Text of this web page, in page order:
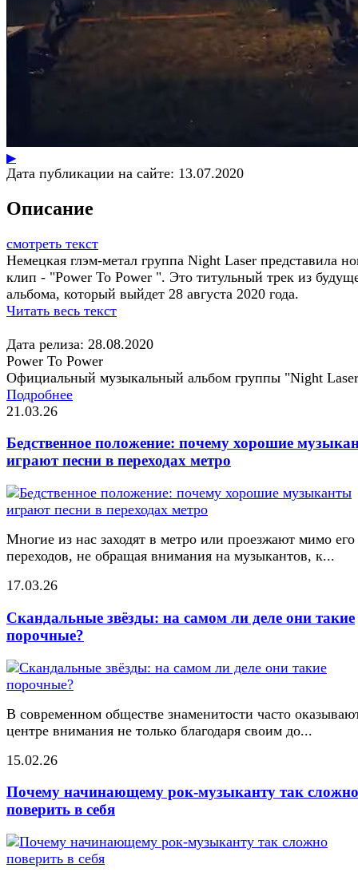
▶
Дата публикации на сайте: 13.07.2020
Описание
смотреть текст
Немецкая глэм-метал группа Night Laser представила
клип - "Power To Power ". Это титульный трек из
альбома, который выйдет 28 августа 2020 года.
Читать весь текст
Дата релиза: 28.08.2020
Power To Power
Официальный музыкальный альбом группы "Night
Подробнее
21.03.26
Бедственное положение: почему хорошие
играют песни в переходах метро
Многие из нас заходят в метро или проезжают мимо его
переходов, не обращая внимания на музыкантов, к...
17.03.26
Скандальные звёзды: на самом ли деле они такие
порочные?
В современном обществе знаменитости часто
центре внимания не только благодаря своим до...
15.02.26
Почему начинающему рок-музыканту так сложно
поверить в себя